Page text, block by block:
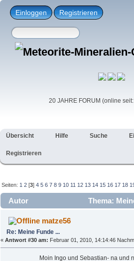
Einloggen Registrieren
20 JAHRE FORUM (online
Übersicht Hilfe Suche
Registrieren
Seiten: 1 2 [3]4 5 6 7 8 9 10 11 12 13 14 15 16 17 18
Autor
Thema:
102697 mal)
matze56
Re: Meine Funde ...
« Antwort #30 am: Februar 01, 2010, 14:14:46
Moin Ingo und Sebastian- na und